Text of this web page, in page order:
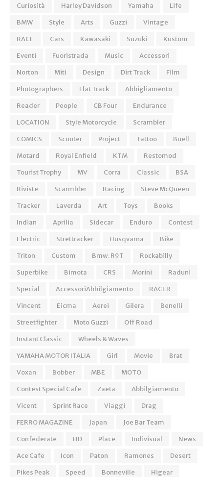
Curiosità Harley Davidson Yamaha
Life
BMW
Style Arts Guzzi
Vintage
RACE
Cars Kawasaki Suzuki
Kustom
Eventi
Fuoristrada Music
Accessori
Norton
Miti Design Dirt Track
Film
Photographers
Flat Track
Abbigliamento
Reader
People CB Four
Endurance
LOCATION
Style Motorcycle
Scrambler
COMICS
Scooter Project Tattoo
Buell
Motard
Royal Enfield KTM
Restomod
Tourist Trophy
MV Corra Classic
BSA
Riviste
Scarmbler Racing
Steve McQueen
Tracker
Laverda Art Toys
Books
Indian
Aprilia Sidecar Enduro
Contest
Electric
Strettracker Husqvarna
Bike
Triton
Custom Bmw. R9T
Rockabilly
Superbike
Bimota CRS Morini
Raduni
Special
AccessoriAbbilgiamento
RACER
Vincent
Eicma Aerei Gilera
Benelli
Streetfighter
Moto Guzzi
Off Road
Instant Classic
Wheels & Waves
YAMAHA MOTOR ITALIA
Girl Movie
Brat
Voxan
Bobber MBE
MOTO
Contest Special Cafe
Zaeta
Abbilgiamento
Vicent
Sprint Race Viaggi
Drag
FERRO MAGAZINE
Japan
Joe Bar Team
Confederate
HD Place Indivisual
News
Ace Cafe
Icon Paton Ramones
Desert
Pikes Peak
Speed Bonneville
Higear